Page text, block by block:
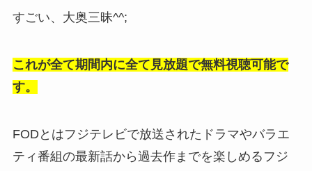
すごい、大奥三昧^^;
これが全て期間内に全て見放題で無料視聴可能で
す。
FODとはフジテレビで放送されたドラマやバラエ
ティ番組の最新話から過去作までを楽しめるフジ